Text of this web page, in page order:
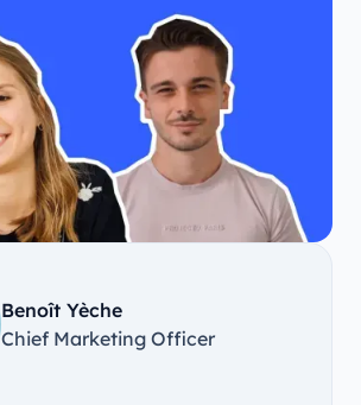
Benoît Yèche
Chief Marketing Officer